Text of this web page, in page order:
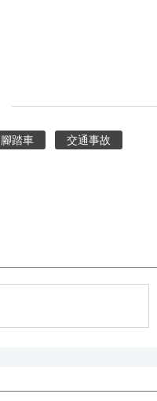
腳踏車 交通事故